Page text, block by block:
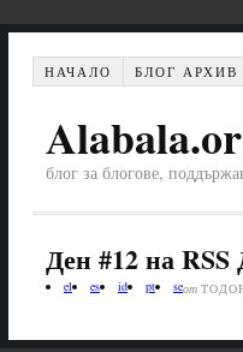
НАЧАЛО БЛОГ АРХИВ
блог за блогове,
Ден #12 на
el es id pt seот